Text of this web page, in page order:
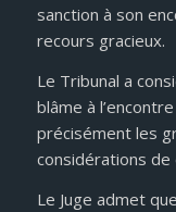
sanction à son
recours gracieux.
Le Tribunal a
blâme à
précisément les
considérations
Le Juge admet